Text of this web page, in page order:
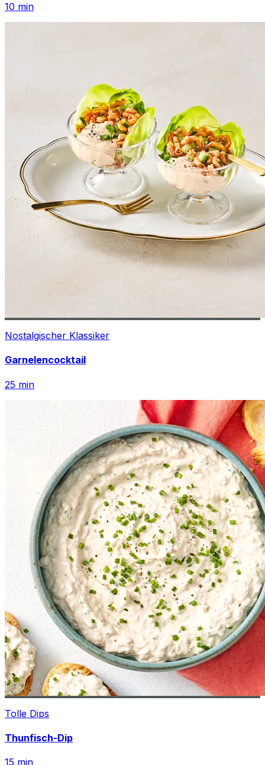
10 min
Nostalgischer Klassiker
Garnelencocktail
25 min
Tolle Dips
Thunfisch-Dip
15 min